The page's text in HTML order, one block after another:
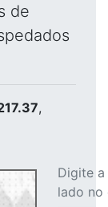
de
,
Digite
lado no